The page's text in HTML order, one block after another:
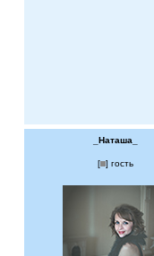
_Наташа_
[ ] гость